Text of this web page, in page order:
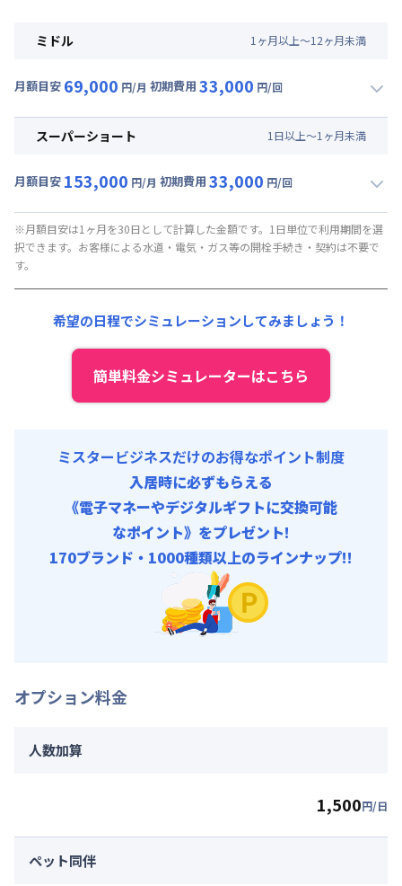
ミドル 1 ヶ月以上～12ヶ月未満
月額目安 69,000 円/月 初期費用 33,000 円/回
月額賃料目安(30日利用)
光熱費他 : 0円/月 (0円/日) ※賃料に含める
初期費用
事務手数料 : 30,000円/回 (税抜)
スーパーショート 1 日以上～1 ヶ月未満
月額目安 153,000 円/月 初期費用 33,000 円/回
月額賃料目安(30日利用)
賃料 : 153,000円/月 (5,100円/日)
光熱費他 :
初期費用
事務手数料 : 30,000円/回 (税抜)
※月額目安は1ヶ月を30日として計算した金額です。1日単位で利用期間を選
択できます。お客様による水道・電気・ガス等の開栓手続き・契約は不要で
す。
希望の日程でシミュレーションしてみましょう！
簡単料金シミュレーターはこちら
ミスタービジネスだけのお得なポイント制度
入居時に必ずもらえる
《電子マネーやデジタルギフトに交換可能
なポイント》をプレゼント!
170ブランド・1000種類以上のラインナップ!!
オプション料金
人数加算
1,500円/日
ペット同伴